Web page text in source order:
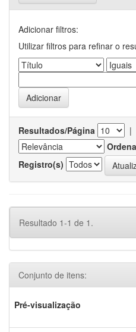
Adicionar filtros:
Utilizar filtros para refinar o
Resultados/Página |
Registro(s)
Resultado 1-1 de 1.
Conjunto de itens:
Pré-visualização